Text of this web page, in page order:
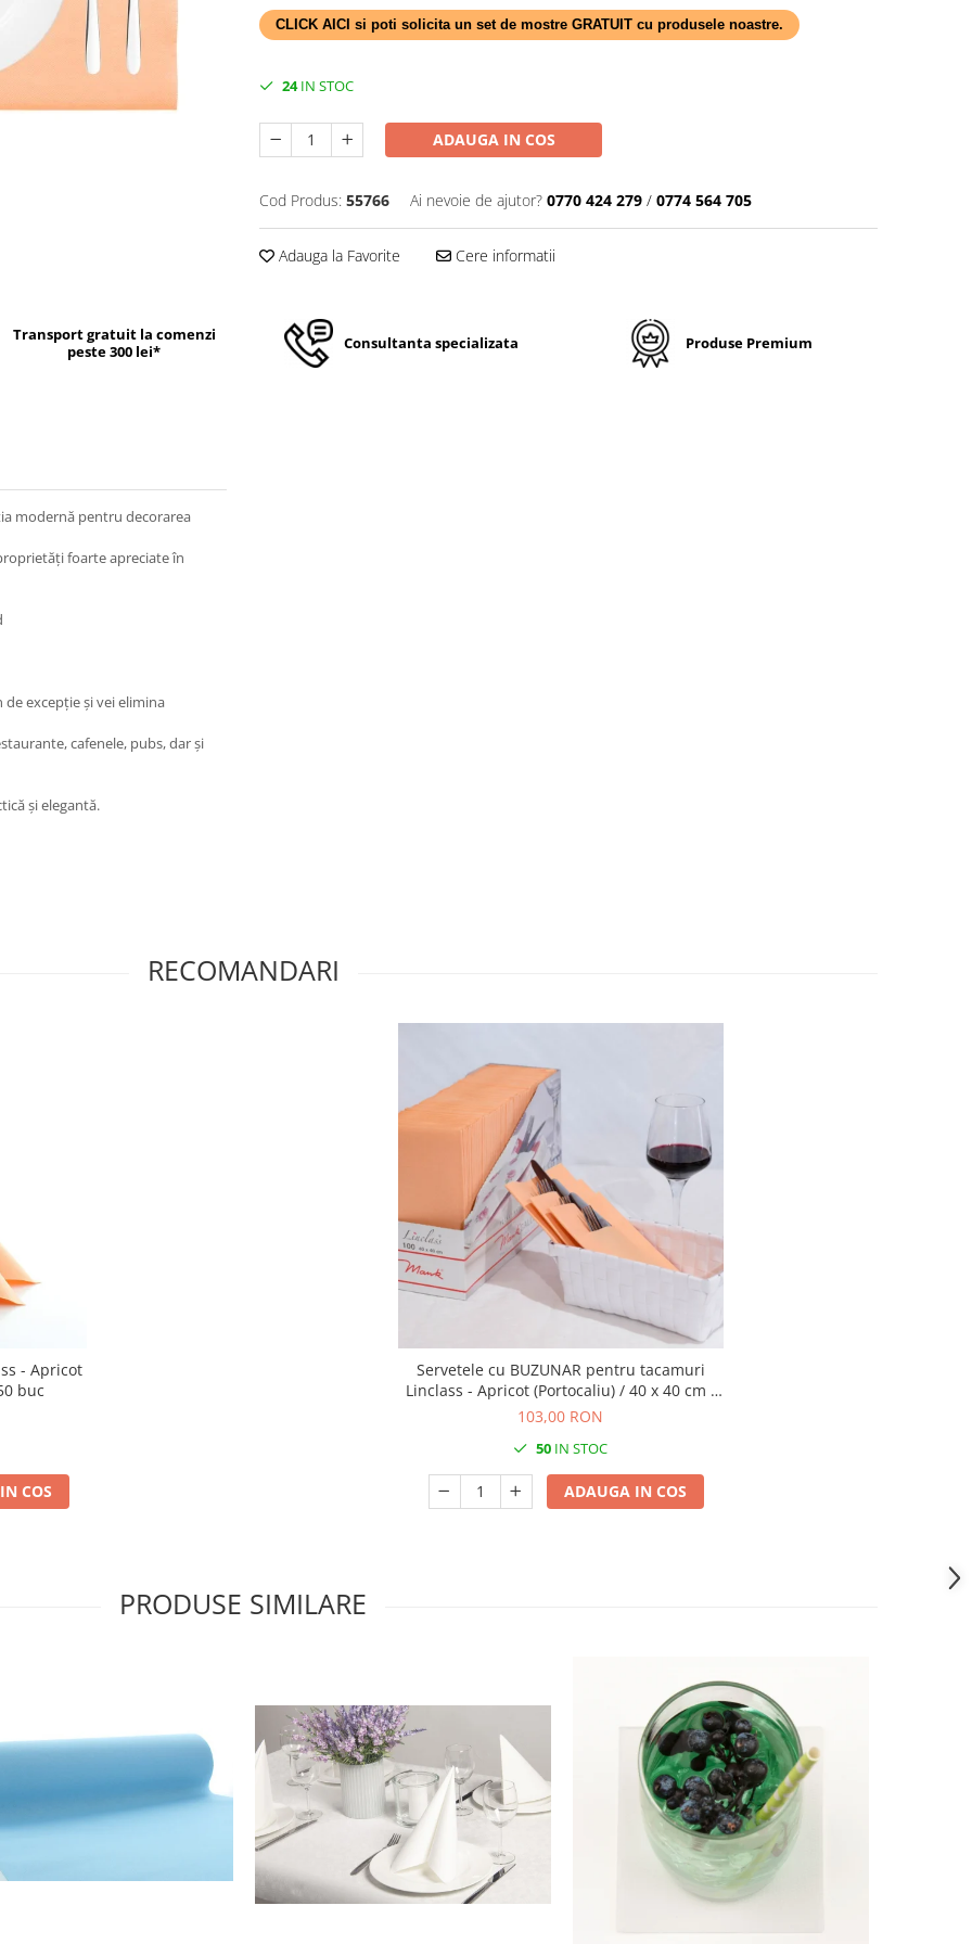
CLICK AICI si poti solicita un set de mostre GRATUIT cu produsele noastre.
24IN STOC
ADAUGA IN COS
Cod Produs: 55766 Ai nevoie de ajutor? 0770 424 279 / 0774 564 705
Adauga la Favorite Cere informatii
Transport gratuit la comenzi
peste 300 lei*
Consultanta specializata Produse Premium
modernă pentru decorarea
foarte apreciate în
excepție și vei elimina
cafenele, pubs, dar și
și elegantă.
RECOMANDARI
- Apricot
buc
COS
Servetele cu BUZUNAR pentru tacamuri
Linclass - Apricot (Portocaliu) / 40 x 40 cm /
100 buc
103,00 RON
50 IN STOC
ADAUGA IN COS
PRODUSE SIMILARE